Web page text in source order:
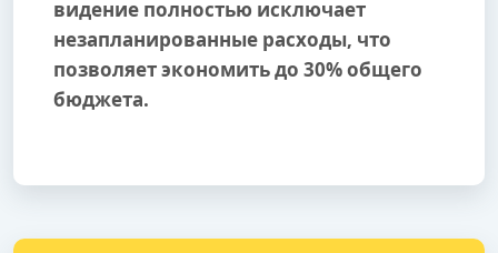
видение полностью исключает
незапланированные расходы, что
позволяет экономить до 30% общего
бюджета.